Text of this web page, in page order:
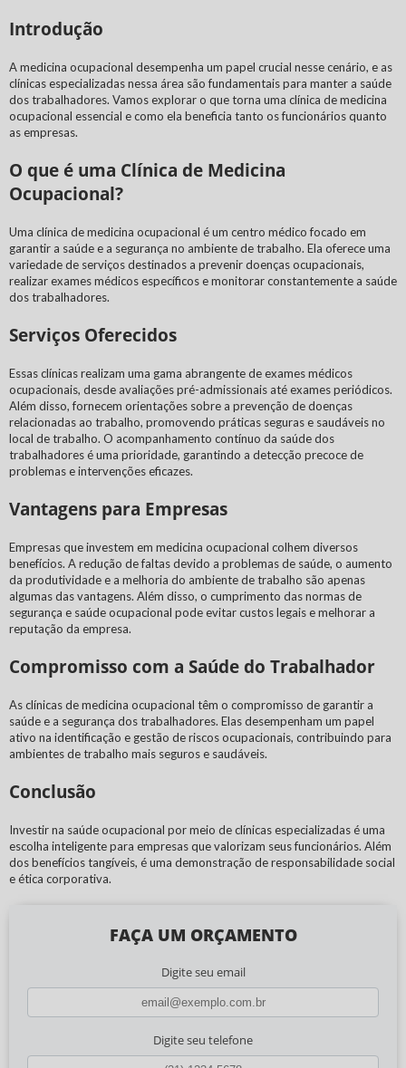
Introdução
A medicina ocupacional desempenha um papel crucial nesse cenário, e as
clínicas especializadas nessa área são fundamentais para manter a saúde
dos trabalhadores. Vamos explorar o que torna uma clínica de medicina
ocupacional essencial e como ela beneficia tanto os funcionários quanto
as empresas.
O que é uma Clínica de Medicina
Ocupacional?
Uma clínica de medicina ocupacional é um centro médico focado em
garantir a saúde e a segurança no ambiente de trabalho. Ela oferece uma
variedade de serviços destinados a prevenir doenças ocupacionais,
realizar exames médicos específicos e monitorar constantemente a saúde
dos trabalhadores.
Serviços Oferecidos
Essas clínicas realizam uma gama abrangente de exames médicos
ocupacionais, desde avaliações pré-admissionais até exames periódicos.
Além disso, fornecem orientações sobre a prevenção de doenças
relacionadas ao trabalho, promovendo práticas seguras e saudáveis no
local de trabalho. O acompanhamento contínuo da saúde dos
trabalhadores é uma prioridade, garantindo a detecção precoce de
problemas e intervenções eficazes.
Vantagens para Empresas
Empresas que investem em medicina ocupacional colhem diversos
benefícios. A redução de faltas devido a problemas de saúde, o aumento
da produtividade e a melhoria do ambiente de trabalho são apenas
algumas das vantagens. Além disso, o cumprimento das normas de
segurança e saúde ocupacional pode evitar custos legais e melhorar a
reputação da empresa.
Compromisso com a Saúde do Trabalhador
As clínicas de medicina ocupacional têm o compromisso de garantir a
saúde e a segurança dos trabalhadores. Elas desempenham um papel
ativo na identificação e gestão de riscos ocupacionais, contribuindo para
ambientes de trabalho mais seguros e saudáveis.
Conclusão
Investir na saúde ocupacional por meio de clínicas especializadas é uma
escolha inteligente para empresas que valorizam seus funcionários. Além
dos benefícios tangíveis, é uma demonstração de responsabilidade social
e ética corporativa.
FAÇA UM ORÇAMENTO
Digite seu email
Digite seu telefone